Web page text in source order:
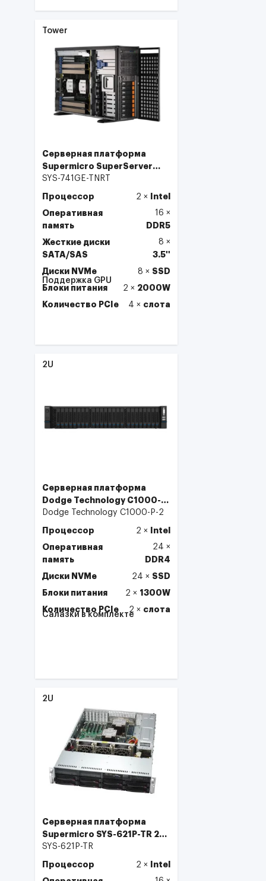
Tower
Серверная платформа
Supermicro SuperServer
GPU Tower 741GE-TNRT
SYS-741GE-TNRT
Процессор 2 ×
Intel
Оперативная
память
16 ×
DDR5
Жесткие диски
SATA/SAS
8 ×
3.5''
Диски NVMe
8 × SSD
Блоки питания
2 × 2000W
Количество PCIe
4 × слота
Поддержка GPU
2U
Серверная платформа
Dodge Technology C1000-P-
2 2U 24×2.5" NVMe
Dodge Technology C1000-P-2
Процессор 2 ×
Intel
Оперативная
память
24 ×
DDR4
Диски NVMe
24 × SSD
Блоки питания
2 × 1300W
Количество PCIe
2 × слота
Салазки в комплекте
2U
Серверная платформа
Supermicro SYS-621P-TR 2U
8HDD
SYS-621P-TR
Процессор 2 ×
Intel